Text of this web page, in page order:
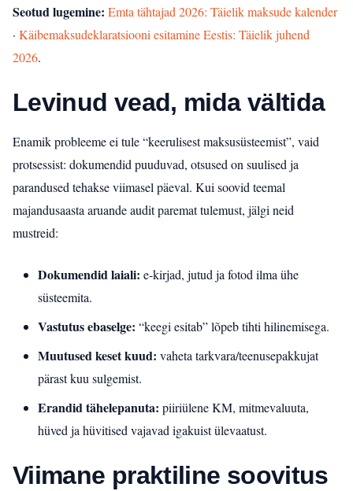
Seotud lugemine: Emta tähtajad 2026: Täielik maksude kalender
· Käibemaksudeklaratsiooni esitamine Eestis: Täielik juhend
2026.
Levinud vead, mida vältida
Enamik probleeme ei tule “keerulisest maksusüsteemist”, vaid
protsessist: dokumendid puuduvad, otsused on suulised ja
parandused tehakse viimasel päeval. Kui soovid teemal
majandusaasta aruande audit paremat tulemust, jälgi neid
mustreid:
Dokumendid laiali: e‑kirjad, jutud ja fotod ilma ühe
süsteemita.
Vastutus ebaselge: “keegi esitab” lõpeb tihti hilinemisega.
Muutused keset kuud: vaheta tarkvara/teenusepakkujat
pärast kuu sulgemist.
Erandid tähelepanuta: piiriülene KM, mitmevaluuta,
hüved ja hüvitised vajavad igakuist ülevaatust.
Viimane praktiline soovitus